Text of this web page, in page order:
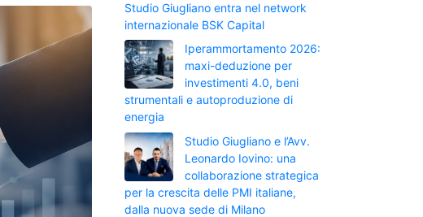
Studio Giugliano entra nel network
internazionale BSK Capital
Iperammortamento 2026:
maxi-deduzione per
investimenti 4.0, beni
strumentali e autoproduzione di
energia
Studio Giugliano e l’Avv.
Leonardo Iovino: una
collaborazione strategica
per la crescita delle PMI italiane,
dalla nuova sede di Milano